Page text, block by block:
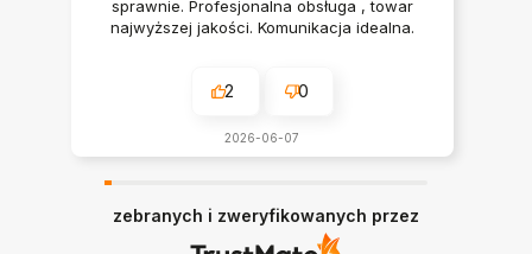
sprawnie. Profesjonalna obsługa , towar
najwyższej jakości. Komunikacja idealna.
2 0
2026-06-07
zebranych i zweryfikowanych przez